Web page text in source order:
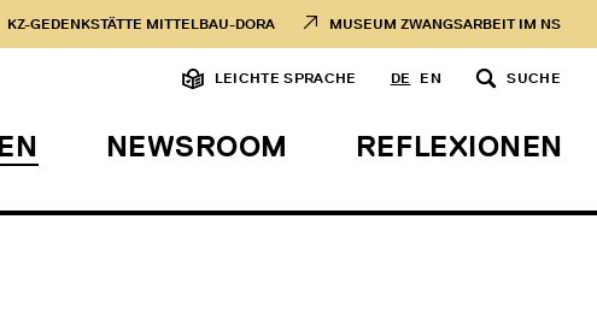
KZ-GEDENKSTÄTTE MITTELBAU-DORA MUSEUM ZWANGSARBEIT IM NS
LEICHTE SPRACHE DE EN SUCHE
NEWSROOM REFLEXIONEN